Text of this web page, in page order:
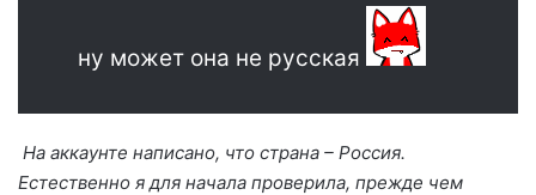
ну может она не русская
На аккаунте написано, что страна – Россия.
Естественно я для начала проверила, прежде чем